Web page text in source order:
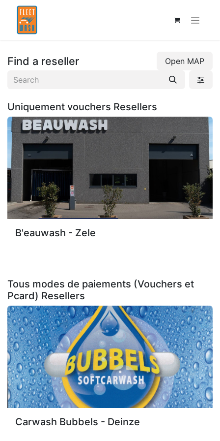
Find a reseller Open MAP
Uniquement vouchers Resellers
B'eauwash - Zele
Tous modes de paiements (Vouchers et
Pcard) Resellers
Carwash Bubbels - Deinze